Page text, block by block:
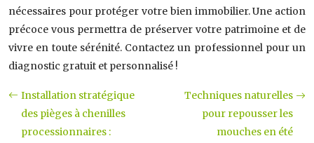
nécessaires pour protéger votre bien immobilier. Une action
précoce vous permettra de préserver votre patrimoine et de
vivre en toute sérénité. Contactez un professionnel pour un
diagnostic gratuit et personnalisé !
Installation stratégique
des pièges à chenilles
processionnaires :
Techniques naturelles
pour repousser les
mouches en été